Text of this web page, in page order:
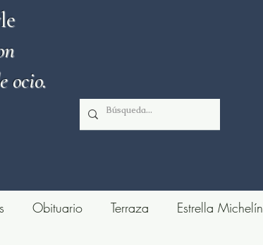
ocio.
Obituario Terraza Estrella Michelín